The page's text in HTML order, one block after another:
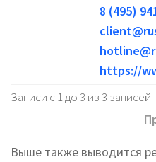
8 (495)
https://
Записи с 1 до 3 из 3 записей
Выше также выводится